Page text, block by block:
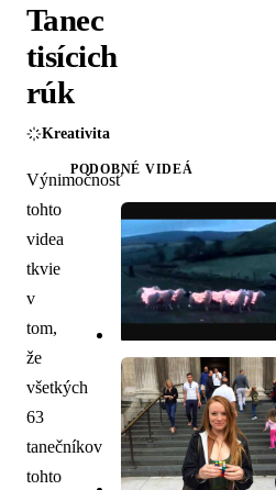
Tanec
tisícich
rúk
Kreativita
Výnimočnosť
tohto
videa
tkvie
v
tom,
že
všetkých
63
tanečníkov
tohto
PODOBNÉ VIDEÁ